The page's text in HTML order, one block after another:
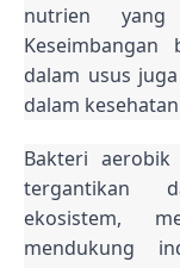
nutrien
dalam usus
dalam
Bakteri
tergantikan
ekosistem,
mendukung